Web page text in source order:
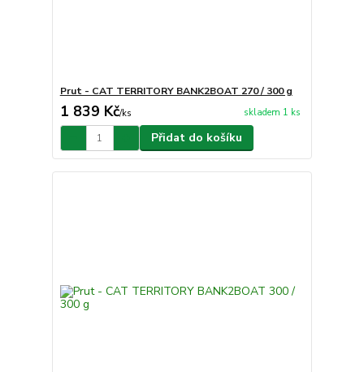
Prut - CAT TERRITORY BANK2BOAT 270 / 300 g
1 839 Kč/ks skladem 1 ks
Přidat do košíku